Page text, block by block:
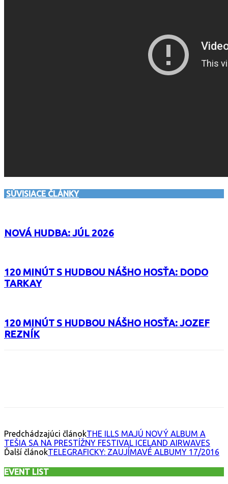
SÚVISIACE ČLÁNKY
NOVÁ HUDBA: JÚL 2026
120 MINÚT S HUDBOU NÁŠHO HOSŤA: DODO
TARKAY
120 MINÚT S HUDBOU NÁŠHO HOSŤA: JOZEF
REZNÍK
Predchádzajúci článokTHE ILLS MAJÚ NOVÝ ALBUM A
TEŠIA SA NA PRESTÍŽNY FESTIVAL ICELAND AIRWAVES
Ďalší článokTELEGRAFICKY: ZAUJÍMAVÉ ALBUMY 17/2016
EVENT LIST